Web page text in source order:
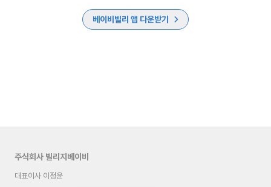
베이비빌리 앱 다운받기
주식회사 빌리지베이비
대표이사 이정윤